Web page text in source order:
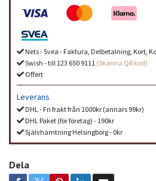
Nets - Svea - Faktura, Delbetalning, Kort,
Swish - till 123 650 9111 (Skanna QR kod)
Offert
Leverans
DHL - Fri frakt från 1000kr (annars 99kr)
DHL Paket (för företag) - 190kr
Självhämtning Helsingborg - 0kr
Dela